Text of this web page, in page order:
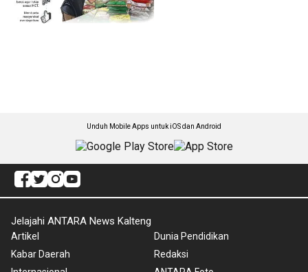
Unduh Mobile Apps untuk iOS dan Android
Jelajahi ANTARA News Kalteng
Artikel
Kabar Daerah
Dunia Pendidikan
Redaksi